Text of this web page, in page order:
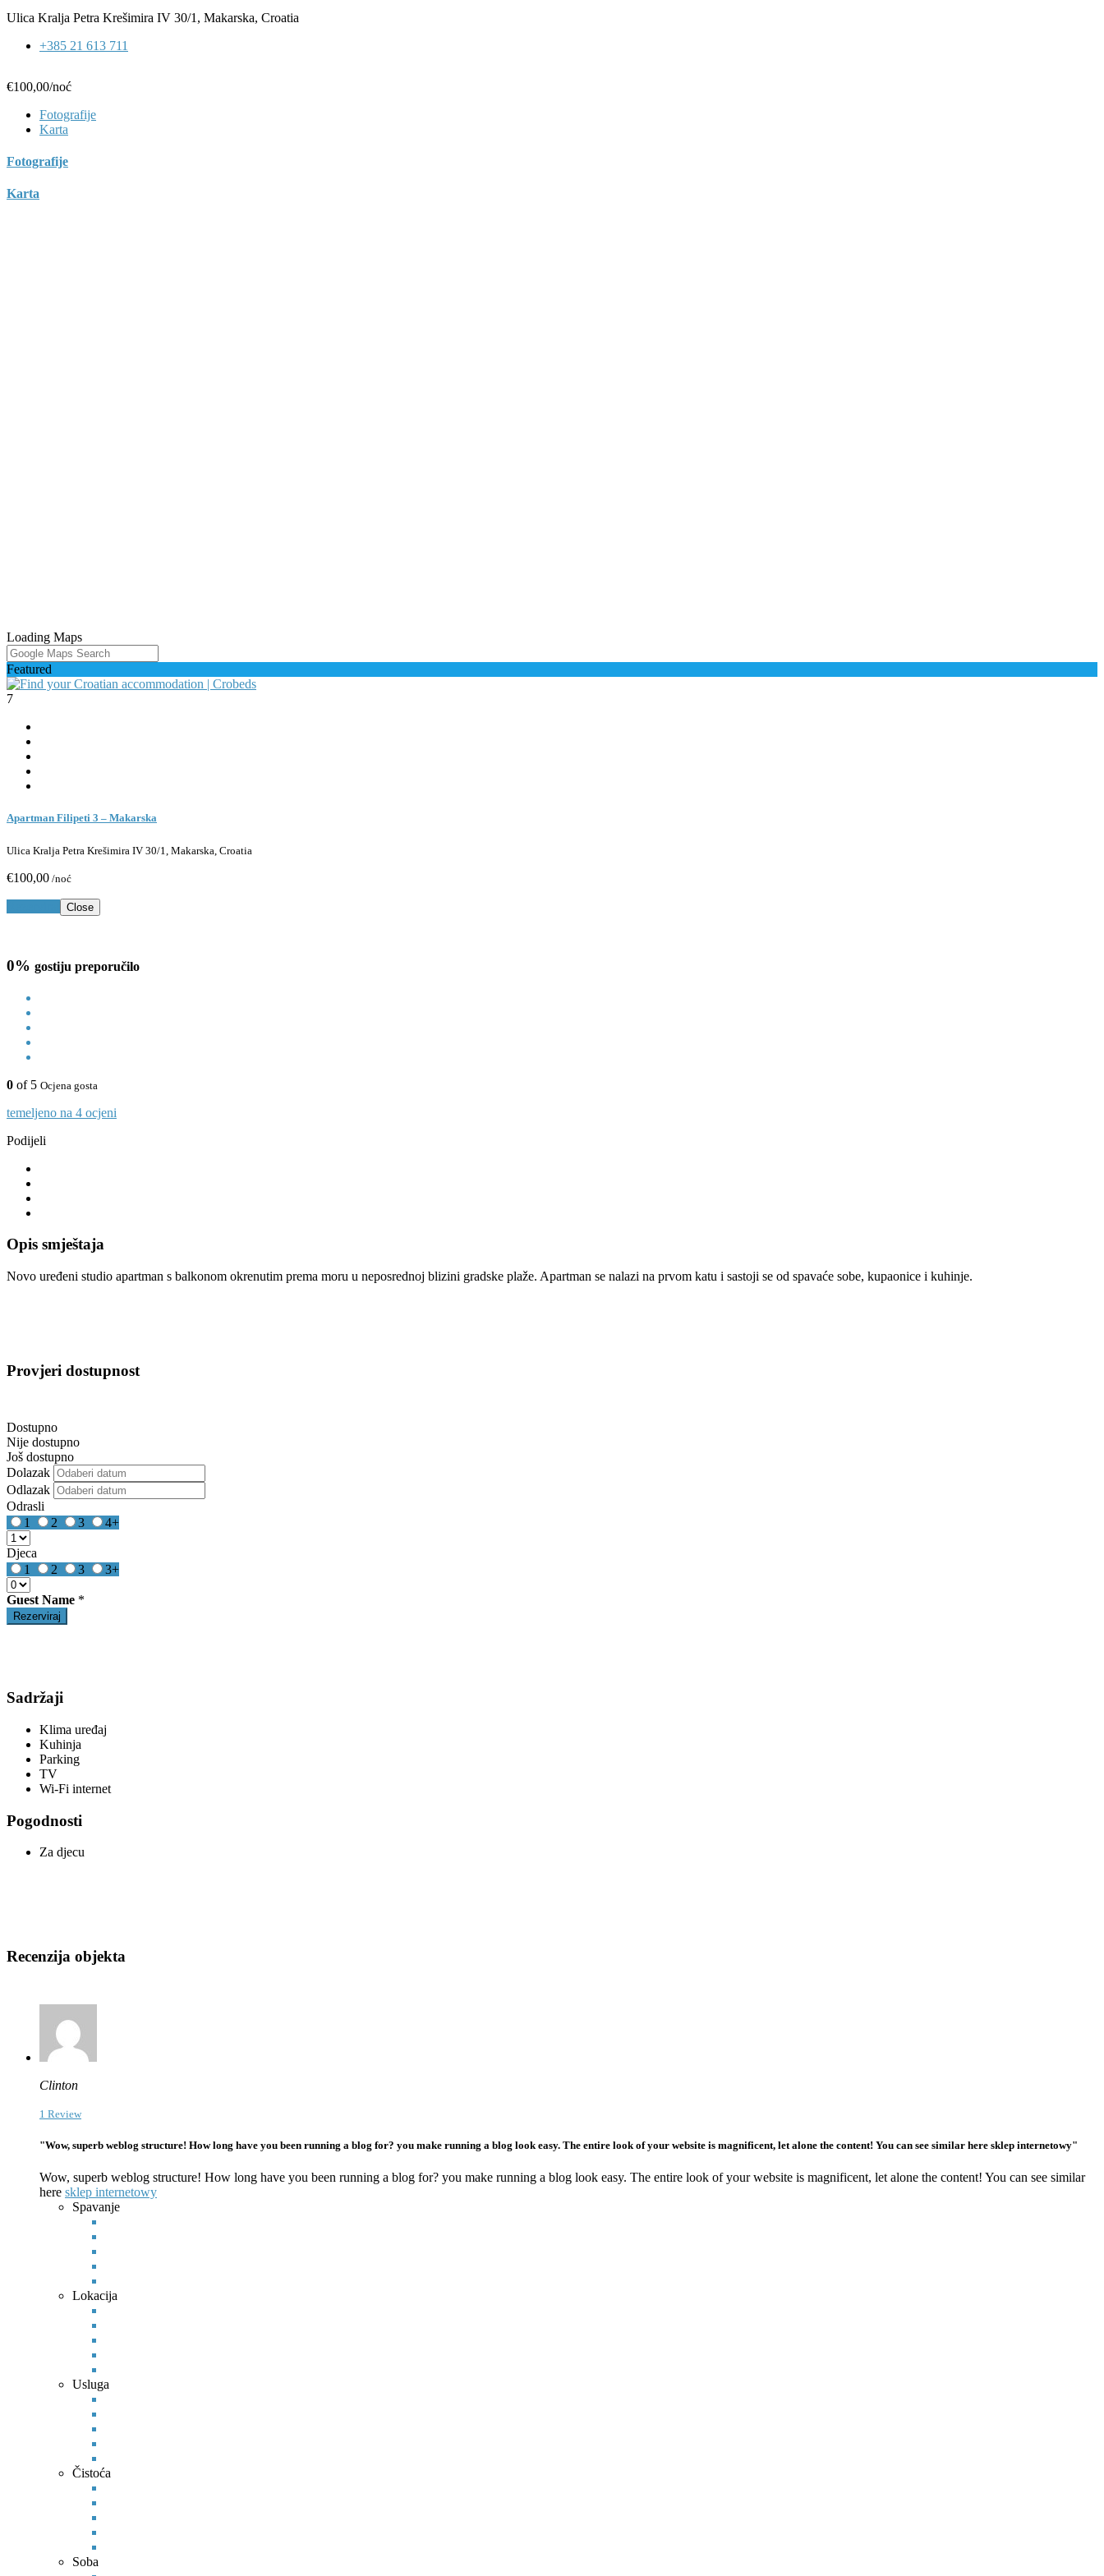
Ulica Kralja Petra Krešimira IV 30/1, Makarska, Croatia
+385 21 613 711
€100,00/noć
Fotografije
Karta
Fotografije
Karta
Loading Maps
Featured
7
Apartman Filipeti 3 – Makarska
Ulica Kralja Petra Krešimira IV 30/1, Makarska, Croatia
€100,00 /noć
Close
0% gostiju preporučilo
0 of 5 Ocjena gosta
temeljeno na 4 ocjeni
Podijeli
Opis smještaja
Novo uređeni studio apartman s balkonom okrenutim prema moru u neposrednoj blizini gradske plaže. Apartman se nalazi na prvom katu i sastoji se od spavaće sobe, kupaonice i kuhinje.
Provjeri dostupnost
Dostupno
Nije dostupno
Još dostupno
Dolazak
Odlazak
Odrasli
1
2 3 4+
Djeca
1
2 3 3+
Guest Name *
Sadržaji
Klima uređaj
Kuhinja
Parking
TV
Wi-Fi internet
Pogodnosti
Za djecu
Recenzija objekta
Clinton
1 Review
"Wow, superb weblog structure! How long have you been running a blog for? you make running a blog look easy. The entire look of your website is magnificent, let alone the content! You can see similar here sklep internetowy"
Wow, superb weblog structure! How long have you been running a blog for? you make running a blog look easy. The entire look of your website is magnificent, let alone the content! You can see similar
here sklep internetowy
Spavanje
Lokacija
Usluga
Čistoća
Soba